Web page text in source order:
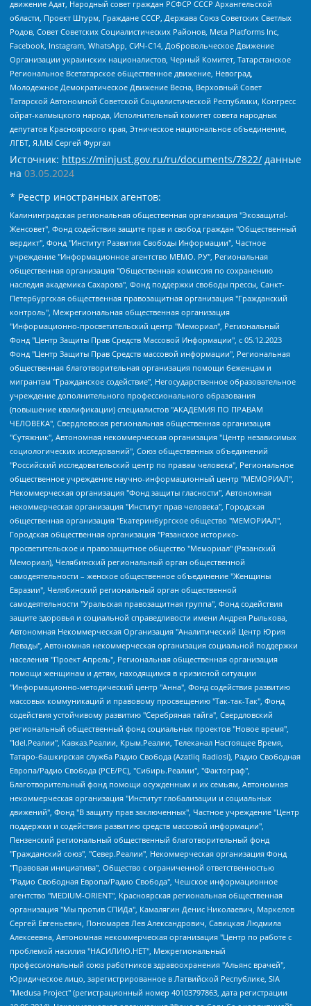
движение Адат, Народный совет граждан РСФСР СССР Архангельской
области, Проект Штурм, Граждане СССР, Держава Союз Советских Светлых
Родов, Совет Советских Социалистических Районов, Meta Platforms Inc,
Facebook, Instagram, WhatsApp, СИЧ-С14, Добровольческое Движение
Организации украинских националистов, Черный Комитет, Татарстанское
Региональное Всетатарское общественное движение, Невоград,
Молодежное Демократическое Движение Весна, Верховный Совет
Татарской Автономной Советской Социалистической Республики, Конгресс
ойрат-калмыцкого народа, Исполнительный комитет совета народных
депутатов Красноярского края, Этническое национальное объединение,
ЛГБТ, Я.МЫ Сергей Фургал
Источник: https://minjust.gov.ru/ru/documents/7822/ данные
на 03.05.2024
* Реестр иностранных агентов:
Калининградская региональная общественная организация "Экозащита!-Женсовет", Фонд содействия защите прав и свобод граждан "Общественный вердикт", Фонд "Институт Развития Свободы Информации", Частное учреждение "Информационное агентство МЕМО. РУ", Региональная общественная организация "Общественная комиссия по сохранению наследия академика Сахарова", Фонд поддержки свободы прессы, Санкт-Петербургская общественная правозащитная организация "Гражданский контроль", Межрегиональная общественная организация "Информационно-просветительский центр "Мемориал", Региональный Фонд "Центр Защиты Прав Средств Массовой Информации", с 05.12.2023 Фонд "Центр Защиты Прав Средств массовой информации", Региональная общественная благотворительная организация помощи беженцам и мигрантам "Гражданское содействие", Негосударственное образовательное учреждение дополнительного профессионального образования (повышение квалификации) специалистов "АКАДЕМИЯ ПО ПРАВАМ ЧЕЛОВЕКА", Свердловская региональная общественная организация "Сутяжник", Автономная некоммерческая организация "Центр независимых социологических исследований", Союз общественных объединений "Российский исследовательский центр по правам человека", Региональное общественное учреждение научно-информационный центр "МЕМОРИАЛ", Некоммерческая организация "Фонд защиты гласности", Автономная некоммерческая организация "Институт прав человека", Городская общественная организация "Екатеринбургское общество "МЕМОРИАЛ", Городская общественная организация "Рязанское историко-просветительское и правозащитное общество "Мемориал" (Рязанский Мемориал), Челябинский региональный орган общественной самодеятельности – женское общественное объединение "Женщины Евразии", Челябинский региональный орган общественной самодеятельности "Уральская правозащитная группа", Фонд содействия защите здоровья и социальной справедливости имени Андрея Рылькова, Автономная Некоммерческая Организация "Аналитический Центр Юрия Левады", Автономная некоммерческая организация социальной поддержки населения "Проект Апрель", Региональная общественная организация помощи женщинам и детям, находящимся в кризисной ситуации "Информационно-методический центр "Анна", Фонд содействия развитию массовых коммуникаций и правовому просвещению "Так-так-Так", Фонд содействия устойчивому развитию "Серебряная тайга", Свердловский региональный общественный фонд социальных проектов "Новое время", "Idel.Реалии", Кавказ.Реалии, Крым.Реалии, Телеканал Настоящее Время, Татаро-башкирская служба Радио Свобода (Azatliq Radiosi), Радио Свободная Европа/Радио Свобода (PCE/PC), "Сибирь.Реалии", "Фактограф", Благотворительный фонд помощи осужденным и их семьям, Автономная некоммерческая организация "Институт глобализации и социальных движений", Фонд "В защиту прав заключенных", Частное учреждение "Центр поддержки и содействия развитию средств массовой информации", Пензенский региональный общественный благотворительный фонд "Гражданский союз", "Север.Реалии", Некоммерческая организация Фонд "Правовая инициатива", Общество с ограниченной ответственностью "Радио Свободная Европа/Радио Свобода", Чешское информационное агентство "MEDIUM-ORIENT", Красноярская региональная общественная организация "Мы против СПИДа", Камалягин Денис Николаевич, Маркелов Сергей Евгеньевич, Пономарев Лев Александрович, Савицкая Людмила Алексеевна, Автономная некоммерческая организация "Центр по работе с проблемой насилия "НАСИЛИЮ.НЕТ", Межрегиональный профессиональный союз работников здравоохранения "Альянс врачей", Юридическое лицо, зарегистрированное в Латвийской Республике, SIA "Medusa Project" (регистрационный номер 40103797863, дата регистрации 10.06.2014), Некоммерческая организация "Фонд по борьбе с коррупцией", Автономная некоммерческая организация "Институт права и публичной политики", Баданин Роман Сергеевич, Гликин Максим Александрович, Железнова Мария Михайловна, Лукьянова Юлия Сергеевна, Маетная Елизавета Витальевна, Маняхин Петр Борисович, Чуракова Ольга Владимировна, Ярош Юлия Петровна, Юридическое лицо "The Insider SIA", зарегистрированное в Риге, Латвийская Республика (дата регистрации 26.06.2015), являющееся администратором доменного имени интернет-издания "The Insider SIA", https://theins.ru, Постернак Алексей Евгеньевич, Рубин Михаил Аркадьевич, Анин Роман Александрович, Юридическое лицо Istories fonds, зарегистрированное в Латвийской Республике (регистрационный номер 50008295751, дата регистрации 24.02.2020), Великовский Дмитрий Александрович, Долинина Ирина Николаевна, Мароховская Алеся Алексеевна, Шлейнов Роман Юрьевич, Шмагун Олеся Валентиновна, Общество с ограниченной ответственностью "Альтаир 2021", Общество с ограниченной ответственностью "Вега 2021", Общество с ограниченной ответственностью "Главный редактор 2021", Общество с ограниченной ответственностью "Ромашки монолит", Важенков Артем Валерьевич, Ивановская областная общественная организация "Центр гендерных исследований", Гурман Юрий Альбертович, Медиапроект "ОВД-Инфо", Егоров Владимир Владимирович, Жилинский Владимир Александрович, Общество с ограниченной ответственностью "ЗП", Иванова София Юрьевна, Карезина Инна Павловна, Кильтау Екатерина Викторовна, Петров Алексей Викторович, Пискунов Сергей Евгеньевич, Смирнов Сергей Сергеевич, Тихонов Михаил Сергеевич, Общество с ограниченной ответственностью "ЖУРНАЛИСТ-ИНОСТРАННЫЙ АГЕНТ", Арапова Галина Юрьевна, Вольтская Татьяна Анатольевна, Американская компания "Mason G.E.S. Anonymous Foundation" (США), являющаяся владельцем интернет-издания https://mnews.world/, Компания "Stichting Bellingcat", зарегистрированная в Нидерландах (дата регистрации 11.07.2018), Захаров Андрей Вячеславович, Клепиковская Екатерина Дмитриевна, Общество с ограниченной ответственностью "МЕМО", Перл Роман Александрович, Симонов Евгений Алексеевич, Соловьева Елена Анатольевна, Сотников Даниил Владимирович, Сурначева Елизавета Дмитриевна, Автономная некоммерческая организация по защите прав человека и информированию населения "Якутия – Наше Мнение", Общество с ограниченной ответственностью "Москоу диджитал медиа", с 26.01.2023 Общество с ограниченной ответственностью "Чайка Белые сады", Ветошкина Валерия Валерьевна, Заговора Максим Александрович, Межрегиональное общественное движение "Российская ЛГБТ - сеть", Оленичев Максим Владимирович, Павлов Иван Юрьевич, Скворцова Елена Сергеевна, Общество с ограниченной ответственностью "Как бы инагент", Кочетков Игорь Викторович, Общество с ограниченной ответственностью "Честные выборы", Еланчик Олег Александрович, Общество с ограниченной ответственностью "Нобелевский призыв", Гималова Регина Эмилевна, Григорьев Андрей Валерьевич, Григорьева Алина Александровна, Ассоциация по содействию защите прав призывников, альтернативнослужащих и военнослужащих "Правозащитная группа "Гражданин.Армия.Право", Хисамова Регина Фаритовна, Автономная некоммерческая организация по реализации социально-правовых программ "Лилит", Дальневосточное общественное движение "Маяк", Санкт-Петербургская ЛГБТ-инициативная группа "Выход", Инициативная группа ЛГБТ+ "Реверс", Алексеев Андрей Викторович, Бекбулатова Таисия Львовна, Беляев Иван Михайлович, Владыкина Елена Сергеевна, Гельман Марат Александрович, Никульшина Вероника Юрьевна, Толоконникова Надежда Андреевна, Шендерович Виктор Анатольевич, Общество с ограниченной ответственностью "Данное сообщение", Общество с ограниченной ответственностью Издательский дом "Новая глава", Айнбиндер Александра Александровна, Московский комьюнити-центр для ЛГБТ+инициатив, Благотворительный фонд развития филантропии, Deutsche Welle (Германия, Kurt-Schumacher-Strasse 3, 53113 Bonn), Борзунова Мария Михайловна, Воробьев Виктор Викторович, Голубева Анна Львовна, Константинова Алла Михайловна, Малкова Ирина Владимировна, Мурадов Мурад Абдулгалимович, Осетинская Елизавета Николаевна, Понасенков Евгений Николаевич, Ганапольский Матвей Юрьевич, Киселев Евгений Алексеевич, Борухович Ирина Григорьевна, Дремин Иван Тимофеевич, Дубровский Дмитрий Викторович, Красноярская региональная общественная организация поддержки и развития альтернативных образовательных технологий и межкультурных коммуникаций "ИНТЕРРА", Маяковская Екатерина Алексеевна, Фейгин Марк Захарович, Филимонов Андрей Викторович, Дзугкоева Регина Николаевна, Доброхотов Роман Александрович, Дудь Юрий Александрович, Елкин Сергей Владимирович, Кругликов Кирилл Игоревич, Сабунаева Мария Леонидовна, Семенов Алексей Владимирович, Шаинян Карен Багратович, Шульман Екатерина Михайловна, Асафьев Артур Валерьевич, Вахштайн Виктор Семенович, Венедиктов Алексей Алексеевич, Лушникова Екатерина Евгеньевна, Волков Леонид Михайлович, Невзоров Александр Глебович, Пархоменко Сергей Борисович, Сироткин Ярослав Николаевич, Кара-Мурза Владимир Владимирович, Баранова Наталья Владимировна, Гозман Леонид Яковлевич, Кагарлицкий Борис Юльевич, Климарев Михаил Валерьевич, Милов Владимир Станиславович, Автономная некоммерческая организация Краснодарский центр современного искусства "Типография", Моргенштерн Алишер Тагирович, Соболь Любовь Эдуардовна, Общество с ограниченной ответственностью "ЛИЗА НОРМ", Каспаров Гарри Кимович, Ходорковский Михаил Борисович, Общество с ограниченной ответственностью "Апрельские тезисы", Данилович Ирина Брониславовна, Кашин Олег Владимирович, Петров Николай Владимирович, Пивоваров Алексей Владимирович, Соколов Михаил Владимирович, Цветкова Юлия Владимировна, Чичваркин Евгений Александрович, Комитет против пыток/Команда против пыток, Общество с ограниченной ответственностью "Первый научный", Общество с ограниченной ответственностью "Вертолет и ко", Белоцерковская Вероника Борисовна, Кац Максим Евгеньевич, Лазарева Татьяна Юрьевна, Шаведдинов Руслан Табризович, Яшин Илья Валерьевич, Общество с ограниченной ответственностью "Иноагент ААВ", Алешковский Дмитрий Петрович, Альбац Евгения Марковна, Быков Дмитрий Львович, Галямина Юлия Евгеньевна, Лойко Сергей Леонидович, Мартынов Кирилл Константинович, Медведев Сергей Александрович, Крашенинников Федор Геннадиевич, Гордеева Катерина Вл